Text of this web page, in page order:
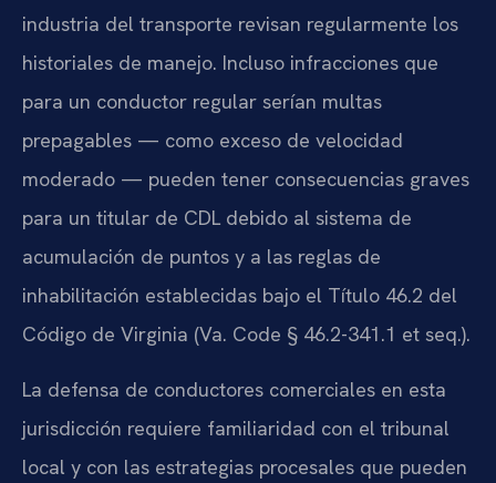
industria del transporte revisan regularmente los
historiales de manejo. Incluso infracciones que
para un conductor regular serían multas
prepagables — como exceso de velocidad
moderado — pueden tener consecuencias graves
para un titular de CDL debido al sistema de
acumulación de puntos y a las reglas de
inhabilitación establecidas bajo el Título 46.2 del
Código de Virginia (Va. Code § 46.2-341.1 et seq.).
La defensa de conductores comerciales en esta
jurisdicción requiere familiaridad con el tribunal
local y con las estrategias procesales que pueden